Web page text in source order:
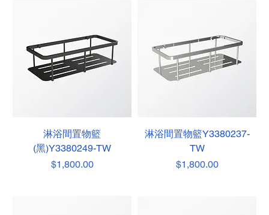
淋浴間置物籃
(黑)Y3380249-TW
價格
$1,800.00
淋浴間置物籃Y3380237-
TW
價格
$1,800.00